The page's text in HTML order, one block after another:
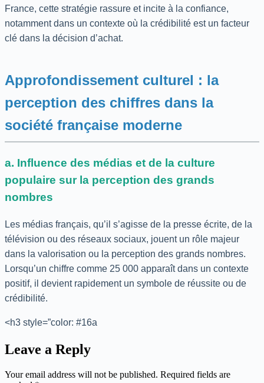
France, cette stratégie rassure et incite à la confiance,
notamment dans un contexte où la crédibilité est un facteur
clé dans la décision d’achat.
Approfondissement culturel : la
perception des chiffres dans la
société française moderne
a. Influence des médias et de la culture
populaire sur la perception des grands
nombres
Les médias français, qu’il s’agisse de la presse écrite, de la
télévision ou des réseaux sociaux, jouent un rôle majeur
dans la valorisation ou la perception des grands nombres.
Lorsqu’un chiffre comme 25 000 apparaît dans un contexte
positif, il devient rapidement un symbole de réussite ou de
crédibilité.
<h3 style=”color: #16a
Leave a Reply
Your email address will not be published. Required fields are